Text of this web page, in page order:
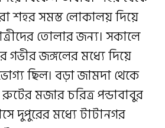
শহর সমস্ত লোকালয় দিয়ে
তোলার জন্য। সকালে
গভীর জঙ্গলের মধ্যে দিয়ে
ছিল। বড়া জামদা থেকে
মজার চরিত্র পন্ডাবাবুর
দুপুরের মধ্যে টাটানগর